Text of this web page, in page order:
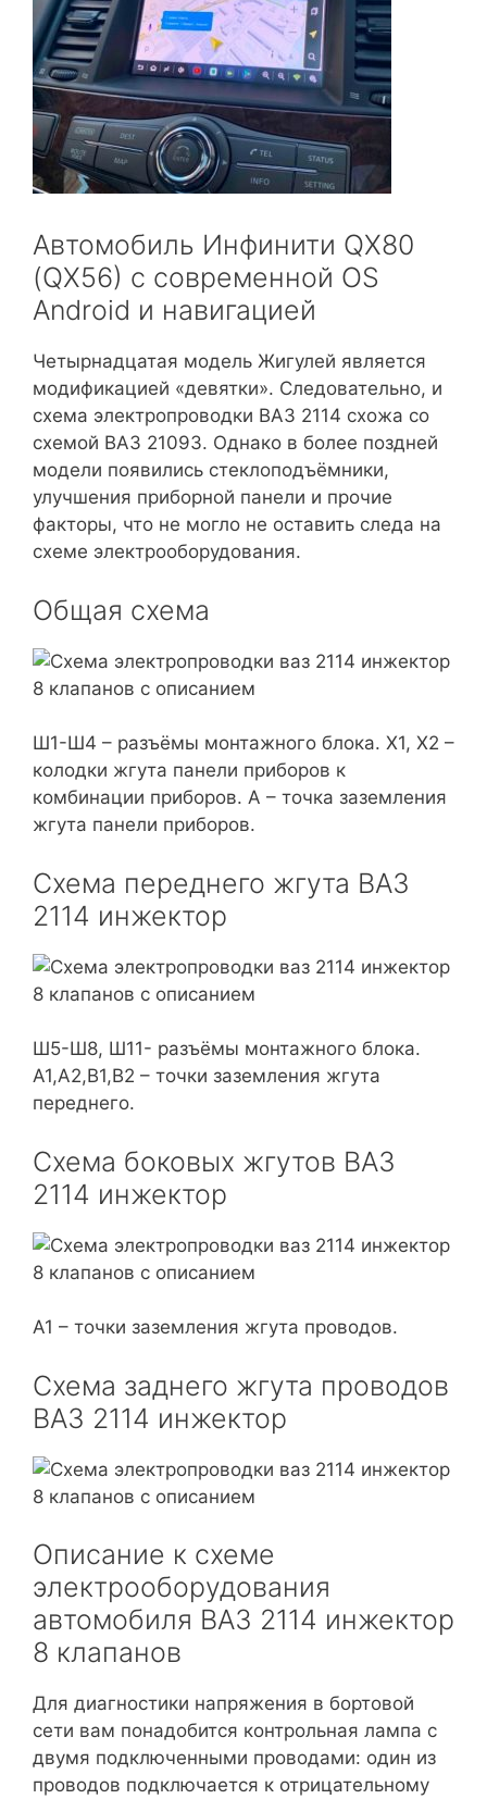
Автомобиль Инфинити QX80
(QX56) с современной OS
Android и навигацией
Четырнадцатая модель Жигулей является
модификацией «девятки». Следовательно, и
схема электропроводки ВАЗ 2114 схожа со
схемой ВАЗ 21093. Однако в более поздней
модели появились стеклоподъёмники,
улучшения приборной панели и прочие
факторы, что не могло не оставить следа на
схеме электрооборудования.
Общая схема
Ш1-Ш4 – разъёмы монтажного блока. Х1, Х2 –
колодки жгута панели приборов к
комбинации приборов. А – точка заземления
жгута панели приборов.
Схема переднего жгута ВАЗ
2114 инжектор
Ш5-Ш8, Ш11- разъёмы монтажного блока.
А1,А2,В1,В2 – точки заземления жгута
переднего.
Схема боковых жгутов ВАЗ
2114 инжектор
А1 – точки заземления жгута проводов.
Схема заднего жгута проводов
ВАЗ 2114 инжектор
Описание к схеме
электрооборудования
автомобиля ВАЗ 2114 инжектор
8 клапанов
Для диагностики напряжения в бортовой
сети вам понадобится контрольная лампа с
двумя подключенными проводами: один из
проводов подключается к отрицательному